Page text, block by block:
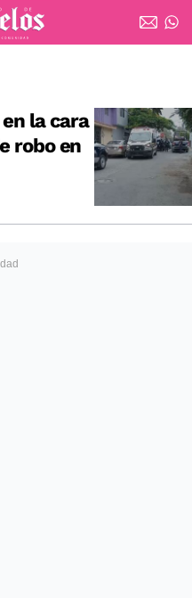
la cara
robo en